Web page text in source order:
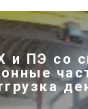
и ПЭ со